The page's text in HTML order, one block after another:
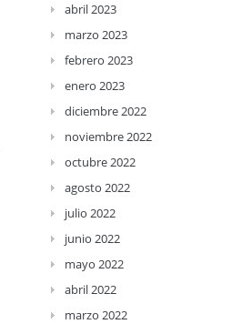
abril 2023
marzo 2023
febrero 2023
enero 2023
diciembre 2022
noviembre 2022
octubre 2022
agosto 2022
julio 2022
junio 2022
mayo 2022
abril 2022
marzo 2022